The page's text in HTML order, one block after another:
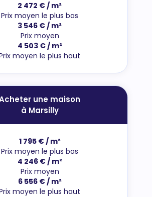
2 472 € / m²
Prix moyen le plus bas
3 546 € / m²
Prix moyen
4 503 € / m²
moyen le plus haut
une maison
à Marsilly
1 795 € / m²
Prix moyen le plus bas
4 246 € / m²
Prix moyen
6 556 € / m²
moyen le plus haut